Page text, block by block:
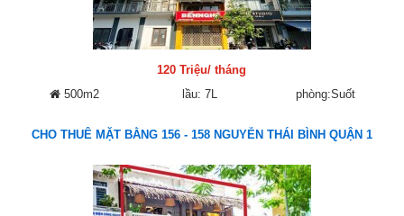
120 Triệu/ tháng
500m2
lầu: 7L phòng:Suốt
CHO THUÊ MẶT BẰNG 156 - 158 NGUYỄN THÁI BÌNH QUẬN 1